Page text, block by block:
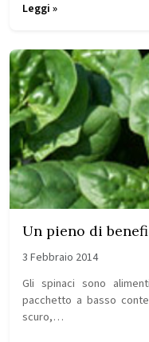
Leggi »
Un pieno di
3 Febbraio 2014
Gli spinaci sono
pacchetto a basso
scuro,…